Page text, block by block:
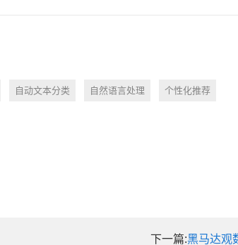
自动文本分类 自然语言处理 个性化推荐
下一篇:黑马达观